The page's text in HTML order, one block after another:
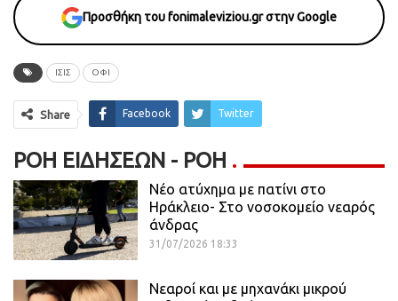
Προσθήκη του fonimaleviziou.gr στην Google
ΙΣΙΣ ΟΦΙ
Share Facebook Twitter
ΡΟΉ ΕΙΔΉΣΕΩΝ - ΡΟΗ
Νέο ατύχημα με πατίνι στο
Ηράκλειο- Στο νοσοκομείο νεαρός
άνδρας
31/07/2026 18:33
Νεαροί και με μηχανάκι μικρού